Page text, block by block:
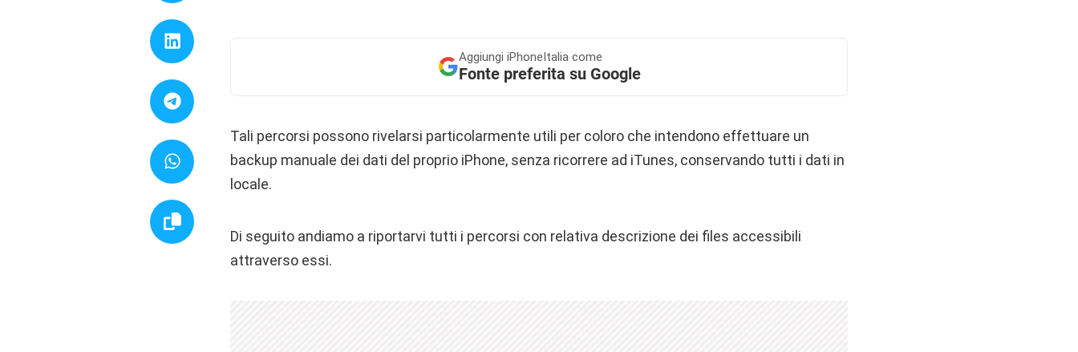
Aggiungi iPhoneItalia come
Fonte preferita su Google
Tali percorsi possono rivelarsi particolarmente utili per coloro che intendono effettuare un
backup manuale dei dati del proprio iPhone, senza ricorrere ad iTunes, conservando tutti i dati in
locale.
Di seguito andiamo a riportarvi tutti i percorsi con relativa descrizione dei files accessibili
attraverso essi.